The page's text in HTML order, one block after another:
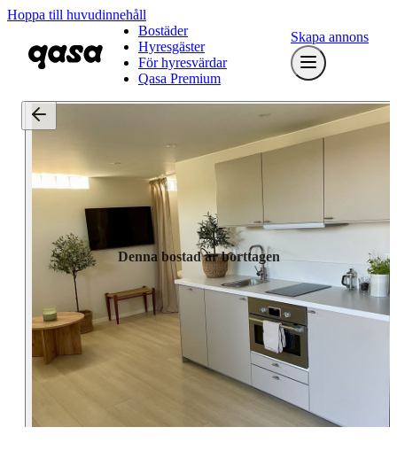
Hoppa till huvudinnehåll
Bostäder
Hyresgäster
För hyresvärdar
Qasa Premium
Skapa annons
Denna bostad är borttagen